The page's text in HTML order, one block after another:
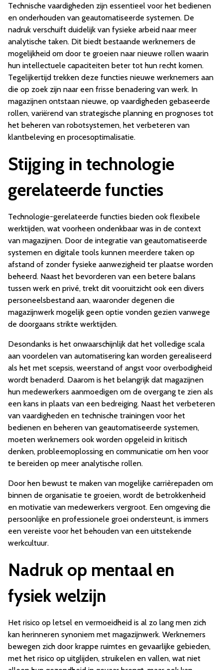
Technische vaardigheden zijn essentieel voor het bedienen
en onderhouden van geautomatiseerde systemen. De
nadruk verschuift duidelijk van fysieke arbeid naar meer
analytische taken. Dit biedt bestaande werknemers de
mogelijkheid om door te groeien naar nieuwe rollen waarin
hun intellectuele capaciteiten beter tot hun recht komen.
Tegelijkertijd trekken deze functies nieuwe werknemers aan
die op zoek zijn naar een frisse benadering van werk. In
magazijnen ontstaan nieuwe, op vaardigheden gebaseerde
rollen, variërend van strategische planning en prognoses tot
het beheren van robotsystemen, het verbeteren van
klantbeleving en procesoptimalisatie.
Stijging in technologie
gerelateerde functies
Technologie-gerelateerde functies bieden ook flexibele
werktijden, wat voorheen ondenkbaar was in de context
van magazijnen. Door de integratie van geautomatiseerde
systemen en digitale tools kunnen meerdere taken op
afstand of zonder fysieke aanwezigheid ter plaatse worden
beheerd. Naast het bevorderen van een betere balans
tussen werk en privé, trekt dit vooruitzicht ook een divers
personeelsbestand aan, waaronder degenen die
magazijnwerk mogelijk geen optie vonden gezien vanwege
de doorgaans strikte werktijden.
Desondanks is het onwaarschijnlijk dat het volledige scala
aan voordelen van automatisering kan worden gerealiseerd
als het met scepsis, weerstand of angst voor overbodigheid
wordt benaderd. Daarom is het belangrijk dat magazijnen
hun medewerkers aanmoedigen om de overgang te zien als
een kans in plaats van een bedreiging. Naast het verbeteren
van vaardigheden en technische trainingen voor het
bedienen en beheren van geautomatiseerde systemen,
moeten werknemers ook worden opgeleid in kritisch
denken, probleemoplossing en communicatie om hen voor
te bereiden op meer analytische rollen.
Door hen bewust te maken van mogelijke carrièrepaden om
binnen de organisatie te groeien, wordt de betrokkenheid
en motivatie van medewerkers vergroot. Een omgeving die
persoonlijke en professionele groei ondersteunt, is immers
een vereiste voor het behouden van een uitstekende
werkcultuur.
Nadruk op mentaal en
fysiek welzijn
Het risico op letsel en vermoeidheid is al zo lang men zich
kan herinneren synoniem met magazijnwerk. Werknemers
bewegen zich door krappe ruimtes en gevaarlijke gebieden,
met het risico op uitglijden, struikelen en vallen, wat niet